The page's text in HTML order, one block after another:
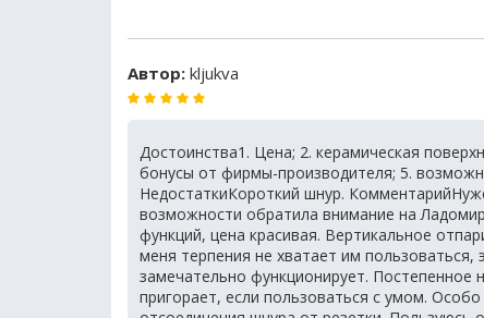
Автор: kljukva
Достоинства1. Цена; 2. керамическая
бонусы от фирмы-производителя; 5.
НедостаткиКороткий шнур.
возможности обратила внимание на
функций, цена красивая. Вертикальное
меня терпения не хватает им
замечательно функционирует.
пригорает, если пользоваться с умом.